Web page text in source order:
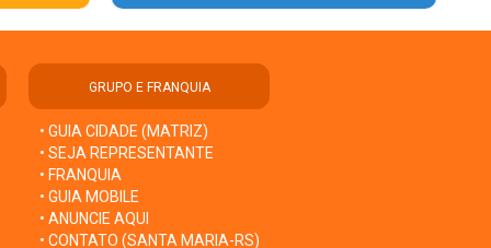
GRUPO E FRANQUIA
• GUIA CIDADE (MATRIZ)
• SEJA REPRESENTANTE
• FRANQUIA
• GUIA MOBILE
• ANUNCIE AQUI
• CONTATO (SANTA MARIA-RS)